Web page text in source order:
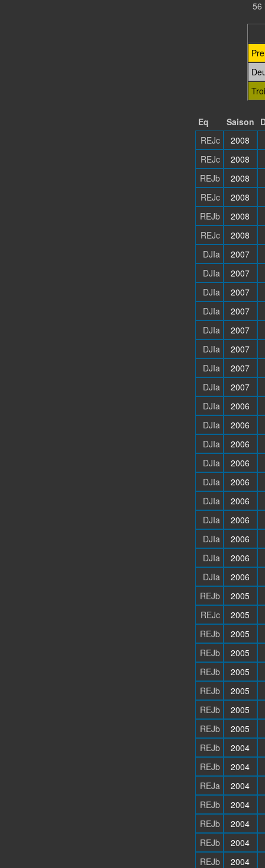
56
Eq Saison
REJc
2008
REJc
2008
REJb
2008
REJc
2008
REJb
2008
REJc
2008
DJIa
2007
DJIa
2007
DJIa
2007
DJIa
2007
DJIa
2007
DJIa
2007
DJIa
2007
DJIa
2007
DJIa
2006
DJIa
2006
DJIa
2006
DJIa
2006
DJIa
2006
DJIa
2006
DJIa
2006
DJIa
2006
DJIa
2006
DJIa
2006
REJb
2005
REJc
2005
REJb
2005
REJb
2005
REJb
2005
REJb
2005
REJb
2005
REJb
2005
REJb
2004
REJb
2004
REJa
2004
REJb
2004
REJb
2004
REJb
2004
REJb
2004